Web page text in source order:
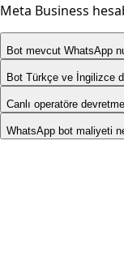
Meta Business
Bot mevcut WhatsApp
Evet. Mevcut
Bot Türkçe ve İngilizce
Evet. Çok dilli bot
Canlı operatöre
Evet. Belirli anahtar
WhatsApp bot maliyeti